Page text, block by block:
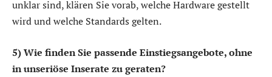
unklar sind, klären Sie vorab, welche Hardware gestellt
wird und welche Standards gelten.
5) Wie finden Sie passende Einstiegsangebote, ohne
in unseriöse Inserate zu geraten?